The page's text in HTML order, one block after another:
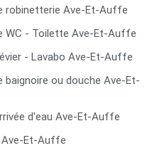
robinetterie Ave-Et-Auffe
WC - Toilette Ave-Et-Auffe
- Lavabo Ave-Et-Auffe
baignoire ou douche Ave-Et-
d'eau Ave-Et-Auffe
Et-Auffe